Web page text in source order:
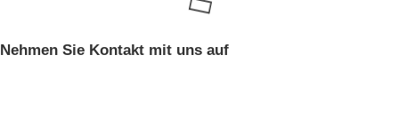
Nehmen Sie Kontakt mit uns auf